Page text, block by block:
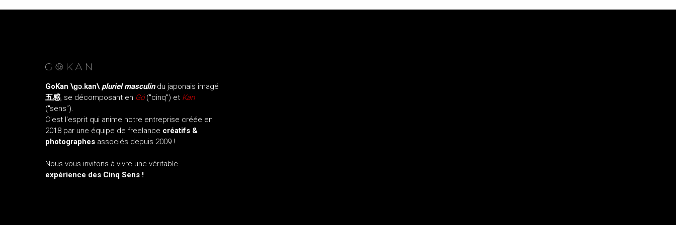
GoKan \ɡɔ.kan\ pluriel masculin du japonais imagé
五感, se décomposant en Gó("cinq") et Kan
("sens").
C'est l'esprit qui anime notre entreprise créée en
2018 par une équipe de freelance créatifs &
photographesassociés depuis 2009 !
Nous vous invitons à vivre une véritable
expérience des Cinq Sens !